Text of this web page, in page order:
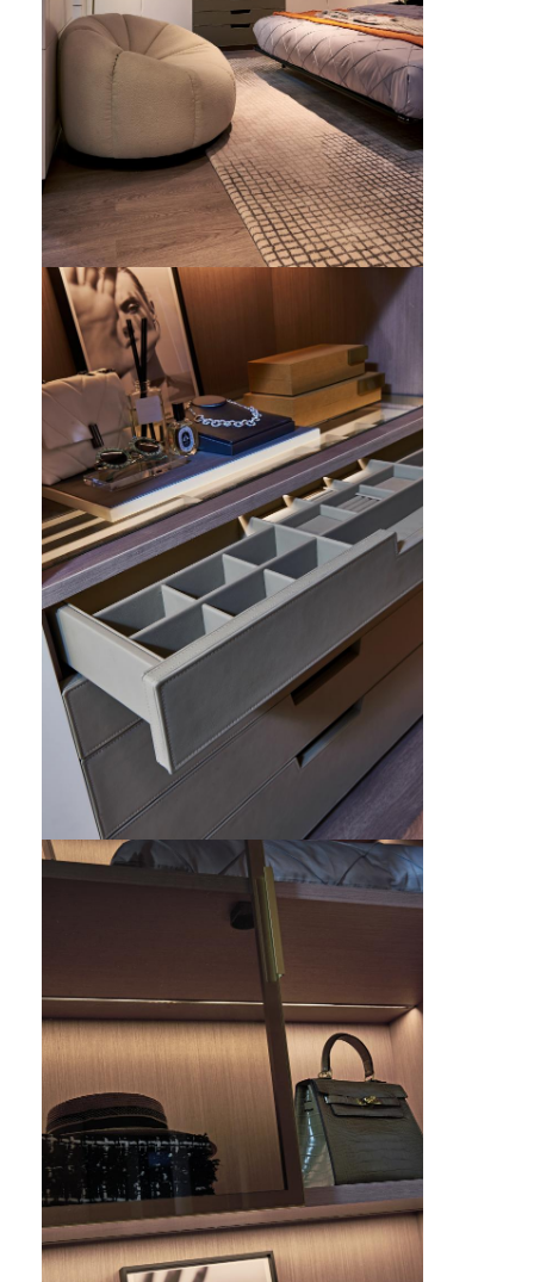
호텔 가구
빌라 가구
상업용 클럽 가구
식당 가구
사무용 가구
고정 가구
덮개를 씌운 가구